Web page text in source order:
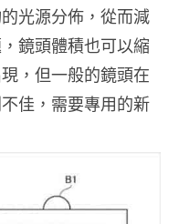
光源分佈，從而減
鏡頭體積也可以縮
，但一般的鏡頭在
佳，需要專用的新